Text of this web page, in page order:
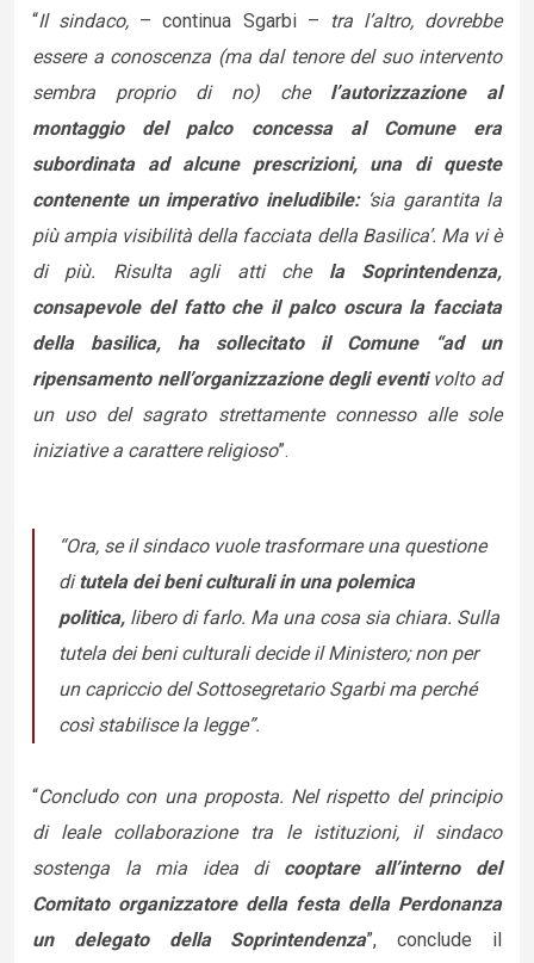
“Il sindaco, – continua Sgarbi –
tra l’altro, dovrebbe
essere a conoscenza (ma dal tenore del suo intervento
sembra proprio di no) che l’autorizzazione al
montaggio del palco concessa al Comune era
subordinata ad alcune prescrizioni, una di queste
contenente un imperativo ineludibile:‘sia garantita la
più ampia visibilità della facciata della Basilica’. Ma vi è
di più. Risulta agli atti che la Soprintendenza,
consapevole del fatto che il palco oscura la facciata
della basilica, ha sollecitato il Comune “ad un
ripensamento nell’organizzazione degli eventivolto ad
un uso del sagrato strettamente connesso alle sole
iniziative a carattere religioso”.
“Ora, se il sindaco vuole trasformare una questione
ditutela dei beni culturali in una polemica
politica, libero di farlo. Ma una cosa sia chiara. Sulla
tutela dei beni culturali decide il Ministero; non per
un capriccio del Sottosegretario Sgarbi ma perché
così stabilisce la legge”.
“Concludo con una proposta. Nel rispetto del principio
di leale collaborazione tra le istituzioni, il sindaco
sostenga la mia idea di cooptare all’interno del
Comitato organizzatore della festa della Perdonanza
un delegato della Soprintendenza”, conclude il